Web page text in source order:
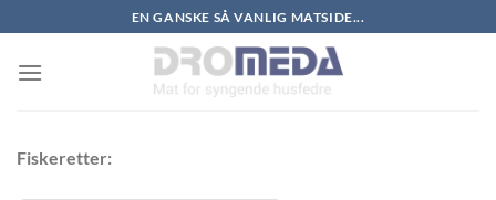
to
content
EN GANSKE SÅ VANLIG MATSIDE...
Fiskeretter: